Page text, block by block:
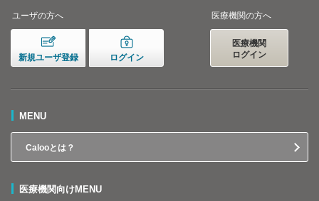
ユーザの方へ
新規ユーザ登録 ログイン
医療機関の方へ
医療機関
ログイン
MENU
Calooとは？
医療機関向けMENU